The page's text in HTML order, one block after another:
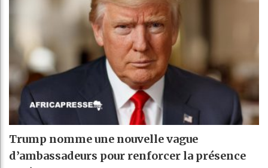
Trump nomme une nouvelle vague
d’ambassadeurs pour renforcer la présence